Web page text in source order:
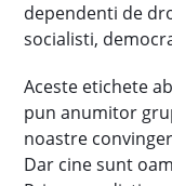
dependenti de
socialisti,
Aceste etichete
pun anumitor
noastre
Dar cine sunt